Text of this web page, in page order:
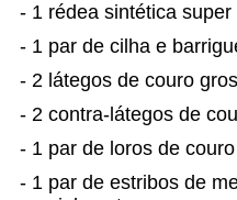
- 1 rédea sintética
- 1 par de cilha e
- 2 látegos de couro
- 2 contra-látegos de
- 1 par de loros de
- 1 par de estribos de